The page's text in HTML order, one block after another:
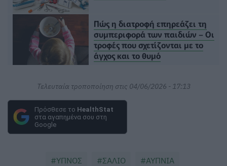
Πώς η διατροφή επηρεάζει τη
συμπεριφορά των παιδιών – Οι
τροφές που σχετίζονται με το
άγχος και το θυμό
Τελευταία τροποποίηση στις 04/06/2026 - 17:13
Πρόσθεσε το HealthStat
στα αγαπημένα σου στη
Google
ΥΠΝΟΣ ΣΑΛΙΟ ΑΥΠΝΙΑ